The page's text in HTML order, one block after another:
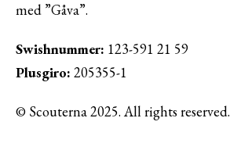
med ”Gåva”.
Swishnummer: 123-591 21 59
Plusgiro: 205355-1
© Scouterna 2025. All rights reserved.